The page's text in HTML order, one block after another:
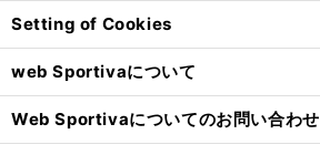
Setting of Cookies
web Sportivaについて
Web Sportivaについてのお問い合わせ